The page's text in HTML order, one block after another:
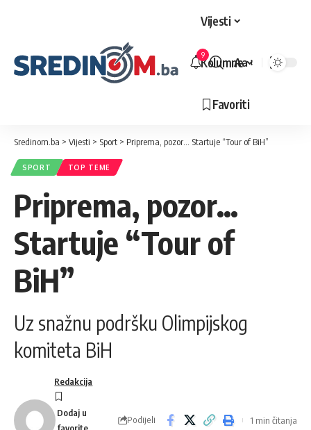
Vijesti
Kolumne
Favoriti
9
Veličina
Aa
Sredinom.ba > Vijesti > Sport > Priprema, pozor… Startuje “Tour of BiH”
SPORT TOP TEME
Priprema, pozor…
Startuje “Tour of
BiH”
Uz snažnu podršku Olimpijskog
komiteta BiH
Redakcija
Podijeli 1 min čitanja